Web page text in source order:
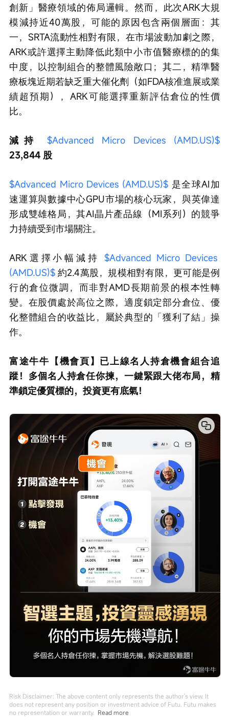
創新」醫療領域的佈局邏輯。然而，此次ARK大規
模減持近40萬股，可能的原因包含兩個層面：其
一，SRTA流動性相對有限，在市場波動加劇之際，
ARK或許選擇主動降低此類中小市值醫療標的的集
中度，以控制組合的整體風險敞口；其二，精準醫
療板塊近期若缺乏重大催化劑（如FDA核准進展或業
績超預期），ARK可能選擇重新評估倉位的性價
比。
減持 $Advanced Micro Devices (AMD.US)$
23,844 股
$Advanced Micro Devices (AMD.US)$ 是全球AI加
速運算與數據中心GPU市場的核心玩家，與英偉達
形成雙雄格局，其AI晶片產品線（MI系列）的競爭
力持續受到市場關注。
ARK選擇小幅減持 $Advanced Micro Devices
(AMD.US)$ 約2.4萬股，規模相對有限，更可能是例
行的倉位微調，而非對AMD長期前景的根本性轉
變。在股價處於高位之際，適度鎖定部分倉位、優
化整體組合的收益比，屬於典型的「獲利了結」操
作。
富途牛牛【機會頁】已上線名人持倉機會組合追
蹤！多個名人持倉任你揀，一鍵緊跟大佬布局，精
準鎖定優質標的，投資更有底氣！
Risk Disclaimer: The above content only represents the author's view. It
does not represent any position or investment advice of Futu. Futu makes
no representation or warranty. Read more